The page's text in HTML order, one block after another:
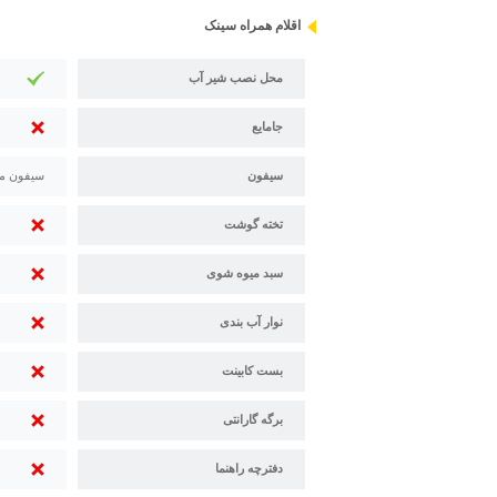
اقلام همراه سینک
محل نصب شیر آب
جامایع
سیفون سیفون
تخته گوشت
سبد میوه شوی
نوار آب بندی
بست کابینت
برگه گارانتی
دفترچه راهنما